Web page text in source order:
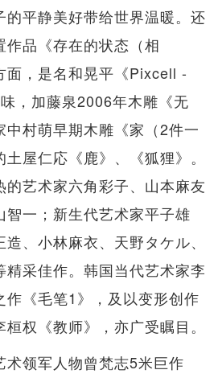
的平静美好带给世界温暖。还
品《存在的状态（相
面，是名和晃平《Pixcell -
，加藤泉2006年木雕《无
中村萌早期木雕《家（2件一
屋仁応《鹿》、《狐狸》。
的艺术家六角彩子、山本麻友
智一；新生代艺术家平子雄
、小林麻衣、天野タケル、
精采佳作。韩国当代艺术家李
作《毛笔1》，及以变形创作
权《教师》，亦广受瞩目。
术领军人物曾梵志5米巨作